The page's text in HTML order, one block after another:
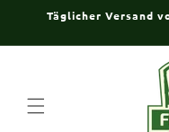
zumTäglicher Versand